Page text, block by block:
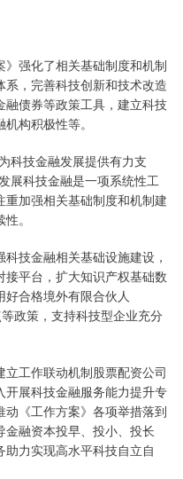
强化了相关基础制度和机制
，完善科技创新和技术改造
债券等政策工具，建立科技
构积极性等。
科技金融发展提供有力支
展科技金融是一项系统性工
加强相关基础制度和机制建
。
技金融相关基础设施建设，
平台，扩大知识产权基础数
合格境外有限合伙人
政策，支持科技型企业充分
工作联动机制股票配资公司
展科技金融服务能力提升专
《工作方案》各项举措落到
融资本投早、投小、投长
力实现高水平科技自立自